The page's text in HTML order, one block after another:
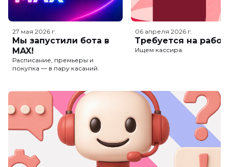
27 мая 2026 г.
Мы запустили бота в
MAX!
Расписание, премьеры и
покупка — в пару касаний.
06 апреля 2026 г.
Требуется на
Ищем кассира.